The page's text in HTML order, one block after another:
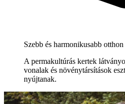
Szebb és harmonikusabb otthon
A permakultúrás kertek
vonalak és növénytársítások
nyújtanak.